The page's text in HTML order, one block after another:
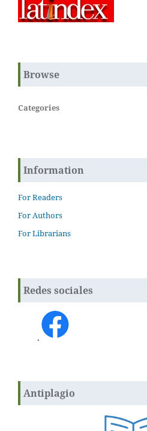
Browse
Categories
Information
For Readers
For Authors
For Librarians
Redes sociales
.
Antiplagio